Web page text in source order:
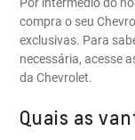
compra o seu
exclusivas. Para
necessária, acesse
da Chevrolet.
Quais as